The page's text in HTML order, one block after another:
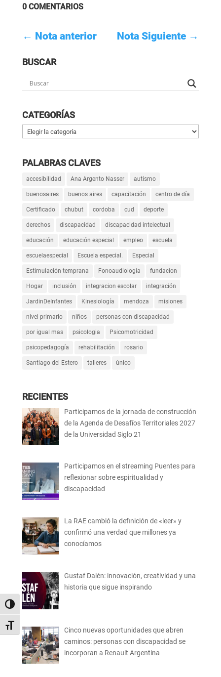
Alternar alto contraste
Alternar tamaño de letra
0 COMENTARIOS
← Nota anterior Nota Siguiente →
BUSCAR
CATEGORÍAS
Categorías
PALABRAS CLAVES
accesibilidad Ana Argento Nasser autismo
buenosaires buenos aires capacitación centro de día
Certificado chubut cordoba cud deporte
derechos discapacidad discapacidad intelectual
educación educación especial empleo escuela
escuelaespecial Escuela especial. Especial
Estimulación temprana Fonoaudiología fundacion
Hogar inclusión integracion escolar integración
JardinDeInfantes Kinesiología mendoza misiones
nivel primario niños personas con discapacidad
por igual mas psicologia Psicomotricidad
psicopedagogía rehabilitación rosario
Santiago del Estero talleres único
RECIENTES
Participamos de la jornada de construcción
de la Agenda de Desafíos Territoriales 2027
de la Universidad Siglo 21
Participamos en el streaming Puentes para
reflexionar sobre espiritualidad y
discapacidad
La RAE cambió la definición de «leer» y
confirmó una verdad que millones ya
conocíamos
Gustaf Dalén: innovación, creatividad y una
historia que sigue inspirando
Cinco nuevas oportunidades que abren
caminos: personas con discapacidad se
incorporan a Renault Argentina